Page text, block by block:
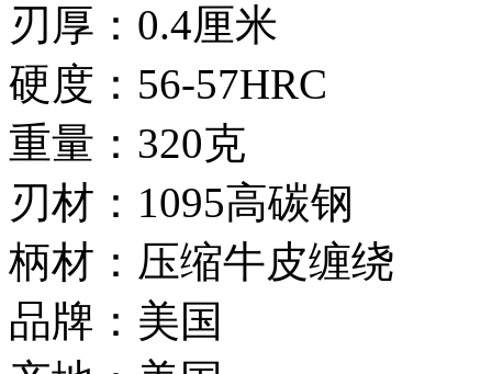
刃厚：0.4厘米
硬度：56-57HRC
重量：320克
刃材：1095高碳钢
柄材：压缩牛皮缠绕
品牌：美国